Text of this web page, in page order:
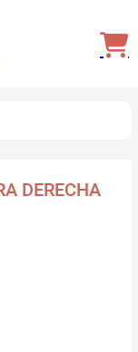
DERECHA